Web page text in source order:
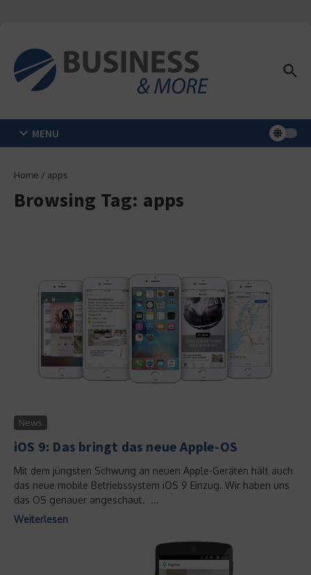
MENU
Home / apps
Browsing Tag: apps
News
iOS 9: Das bringt das neue Apple-OS
Mit dem jüngsten Schwung an neuen Apple-Geräten hält auch
das neue mobile Betriebssystem iOS 9 Einzug. Wir haben uns
das OS genauer angeschaut. ...
Weiterlesen